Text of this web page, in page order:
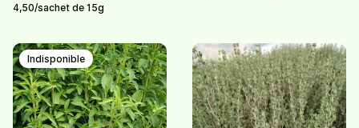
sachet de 15g
/
4,50
Indisponible